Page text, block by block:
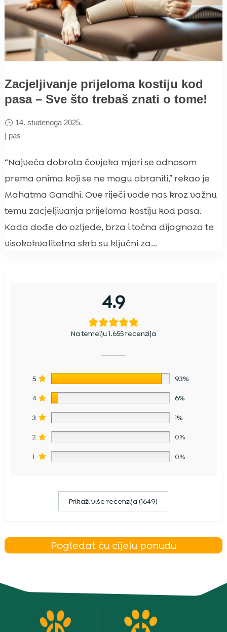
Zacjeljivanje prijeloma kostiju kod
pasa – Sve što trebaš znati o tome!
14. studenoga 2025.
| pas
“Najveća dobrota čovjeka mjeri se odnosom
prema onima koji se ne mogu obraniti,” rekao je
Mahatma Gandhi. Ove riječi vode nas kroz važnu
temu zacjeljivanja prijeloma kostiju kod pasa.
Kada dođe do ozljede, brza i točna dijagnoza te
visokokvalitetna skrb su ključni za...
4.9
Na temelju 1.655 recenzija
5 93%
4 6%
3 1%
2 0%
1 0%
Prikaži više recenzija (1649)
Pogledat ću cijelu ponudu